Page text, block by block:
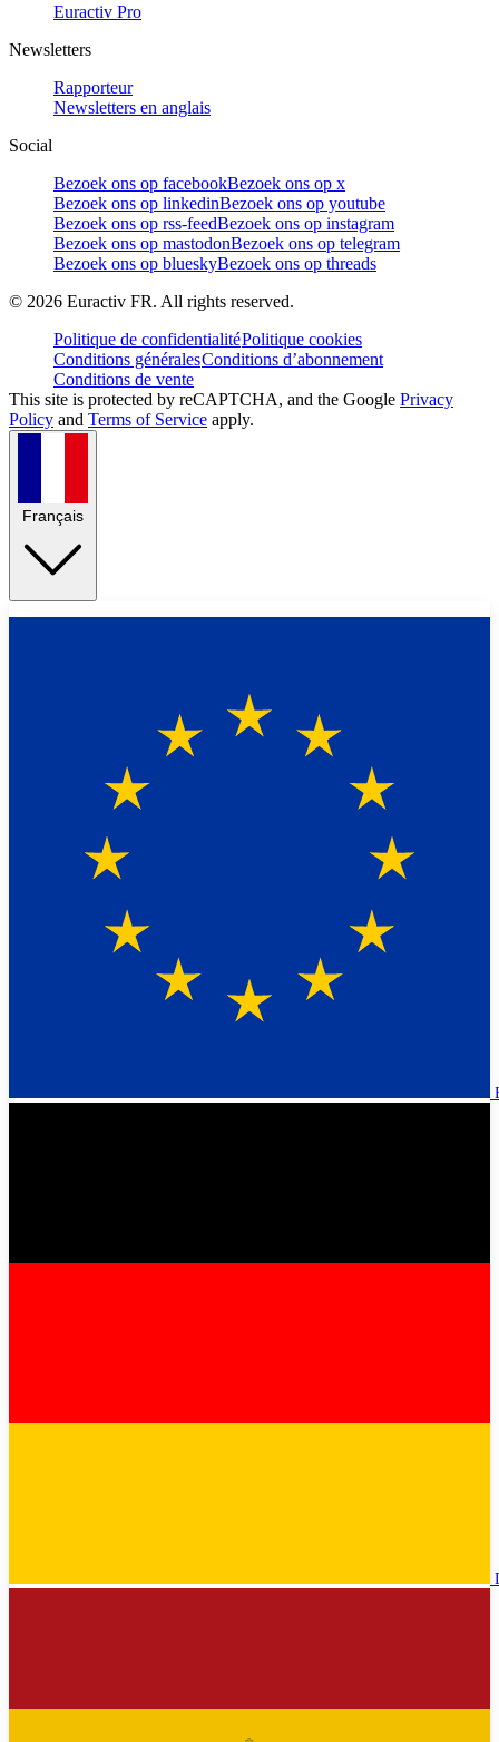
Euractiv Pro
Newsletters
Rapporteur
Newsletters en anglais
Social
Bezoek ons op facebookBezoek ons op x
Bezoek ons op linkedinBezoek ons op youtube
Bezoek ons op rss-feedBezoek ons op instagram
Bezoek ons op mastodonBezoek ons op telegram
Bezoek ons op blueskyBezoek ons op threads
© 2026 Euractiv FR. All rights reserved.
Politique de confidentialitéPolitique cookies
Conditions généralesConditions d’abonnement
Conditions de vente
This site is protected by reCAPTCHA, and the Google Privacy
Policy and Terms of Service apply.
Français